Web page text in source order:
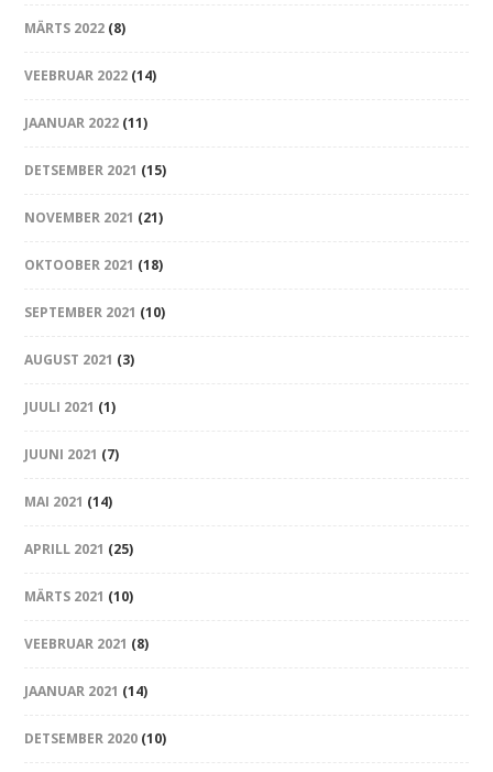
MÄRTS 2022 (8)
VEEBRUAR 2022 (14)
JAANUAR 2022 (11)
DETSEMBER 2021 (15)
NOVEMBER 2021 (21)
OKTOOBER 2021 (18)
SEPTEMBER 2021 (10)
AUGUST 2021 (3)
JUULI 2021 (1)
JUUNI 2021 (7)
MAI 2021 (14)
APRILL 2021 (25)
MÄRTS 2021 (10)
VEEBRUAR 2021 (8)
JAANUAR 2021 (14)
DETSEMBER 2020 (10)